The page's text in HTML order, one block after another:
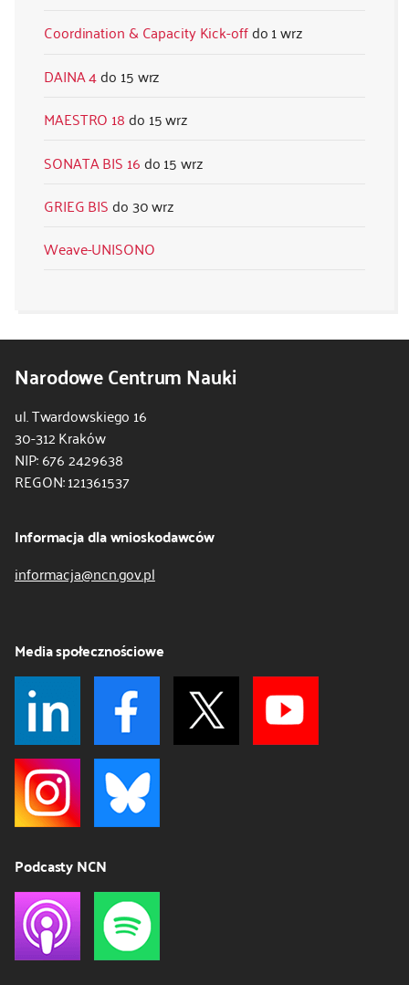
Coordination & Capacity Kick-off
1 wrz
DAINA 4
15 wrz
MAESTRO 18
15 wrz
SONATA BIS 16
15 wrz
GRIEG BIS
30 wrz
Weave-UNISONO
Narodowe Centrum Nauki
ul. Twardowskiego 16
30-312 Kraków
NIP: 676 2429638
REGON: 121361537
Informacja dla wnioskodawców
informacja@ncn.gov.pl
Media społecznościowe
Podcasty NCN